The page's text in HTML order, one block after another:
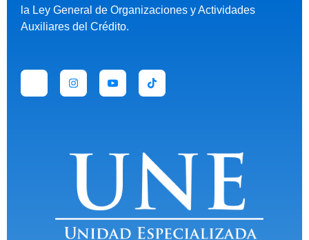
la Ley General de Organizaciones y Actividades
Auxiliares del Crédito.